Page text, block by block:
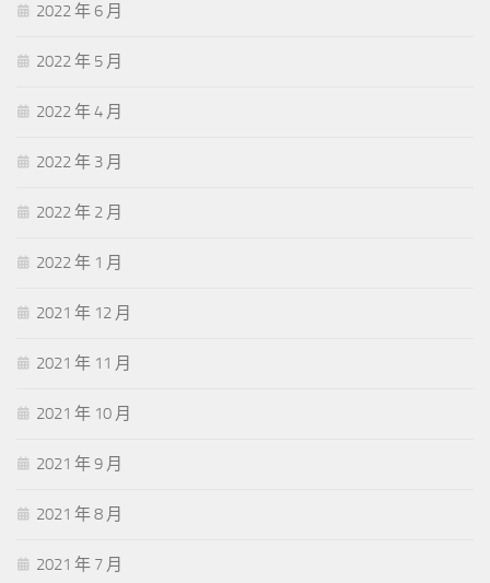
2022 年 6 月
2022 年 5 月
2022 年 4 月
2022 年 3 月
2022 年 2 月
2022 年 1 月
2021 年 12 月
2021 年 11 月
2021 年 10 月
2021 年 9 月
2021 年 8 月
2021 年 7 月